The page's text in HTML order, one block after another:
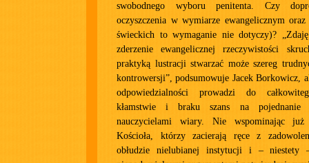
swobodnego wyboru penitenta. Czy
oczyszczenia w wymiarze ewangelicznym
świeckich to wymaganie nie dotyczy)?
zderzenie ewangelicznej rzeczywistości
praktyką lustracji stwarzać może szereg
kontrowersji”, podsumowuje Jacek Borkowicz,
odpowiedzialności prowadzi do
kłamstwie i braku szans na
nauczycielami wiary. Nie wspominając
Kościoła, którzy zacierają ręce z
obłudzie nielubianej instytucji i – niestety